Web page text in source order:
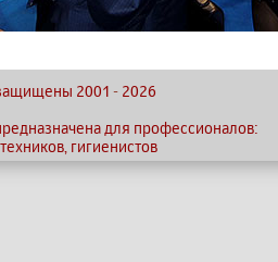
2001 - 2026
для профессионалов:
гигиенистов